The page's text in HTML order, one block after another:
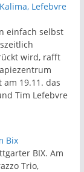
Lefebvre
einfach selbst
wird, rafft
19.11. das
Tim Lefebvre
Bix
BIX. Am
Trio,